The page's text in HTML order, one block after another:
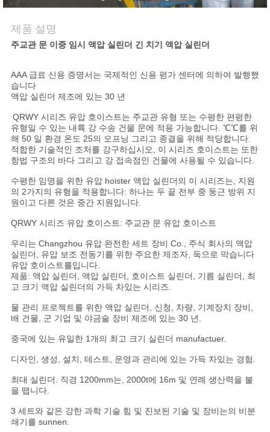
리
저
희
와
연
락
인
용
을
요
청
하
십
시
오
사
제품 설명
주교관 문 이중 임시 액압 실린더 긴 치기 액압 실린더
AAA 급료 신용 증명서는 국제적인 신용 평가 센터에 의하여 발행했
습니다
액압 실린더 제조에 있는 30 년
QRWY 시리즈 유압 호이스트는 주교관 유형 또는 수평한 편평한
유형일 수 있는 내륙 강 수송 건물 문에 적용 가능합니다. ℃℃를 위
해 50 일 환경 온도 25의 오프닝 그리고 종결을 위해 적당합니다.
적합한 기술적인 조처를 강구하십시오, 이 시리즈 호이스트는 또한
항법 구조의 바다 그리고 강 접속점인 건물에 사용될 수 있습니다.
수평한 임명을 위한 유압 hoister 액압 실린더의 이 시리즈는, 지원
의 2가지의 유형을 적용합니다: 하나는 두 끝 전부 중 둥근 방위 지
원이고 다른 것은 중간 지원입니다.
QRWY 시리즈 유압 호이스트: 주교관 문 유압 호이스트
우리는 Changzhou 유압 완전한 세트 장비 Co., 주식 회사의 액압
실린더, 유압 보조 전동기를 위한 주요한 제조자, 둑으로 막습니다
유압 호이스트를입니다.
제품: 액압 실린더, 액압 실린더, 호이스트 실린더, 기름 실린더, 최
고 크기 액압 실린더의 가득 차있는 시리즈.
물 관리 프로젝트를 위한 액압 실린더, 신청, 차량, 기계장치 장비,
배 건물, 군 기업 및 야금술 장비 제조에 있는 30 년.
중국에 있는 유일한 1개의 최고 크기 실린더 manufactuer.
디자인, 생성, 설치, 테스트, 운영과 관리에 있는 가득 차있는 경험.
최대 실린더. 직경 1200mm는, 2000t에 16m 및 연례 생산력을 불
을 땝니다.
3 세트와 같은 강한 과학 기술 힘 및 진보된 기술 및 장비는의 비분
쇄기를 sunnen.